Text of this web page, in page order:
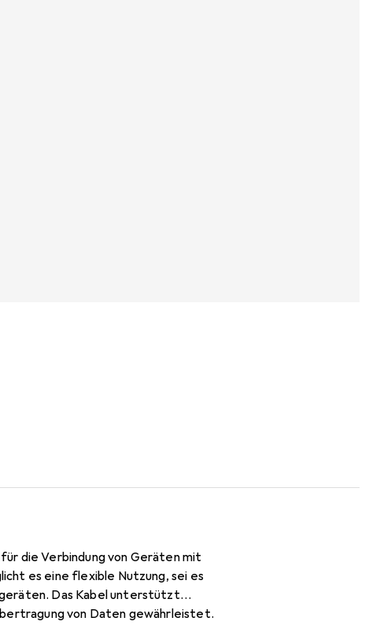
für die Verbindung von Geräten mit
es eine flexible Nutzung, sei es
Das Kabel unterstützt
von Daten gewährleistet.